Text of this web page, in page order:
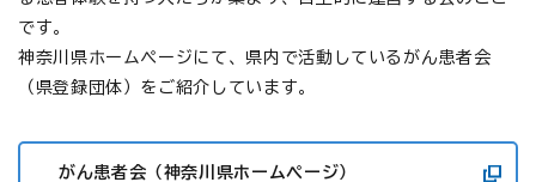
です。
神奈川県ホームページにて、県内で活動しているがん患者会
（県登録団体）をご紹介しています。
がん患者会（神奈川県ホームページ）